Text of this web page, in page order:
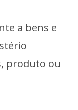
a bens e
produto ou